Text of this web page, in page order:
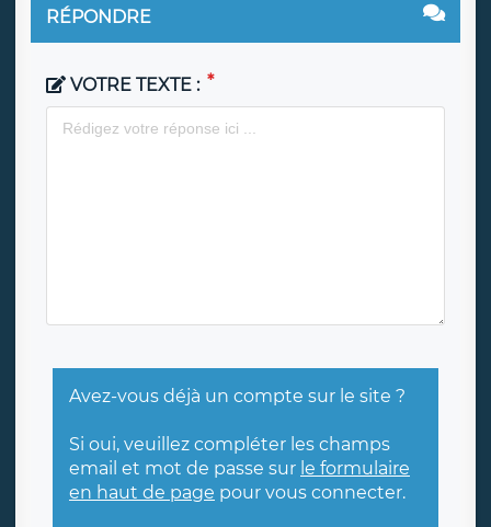
RÉPONDRE
VOTRE TEXTE :
Avez-vous déjà un compte sur le site ?
Si oui, veuillez compléter les champs
email et mot de passe sur le formulaire
en haut de page pour vous connecter.